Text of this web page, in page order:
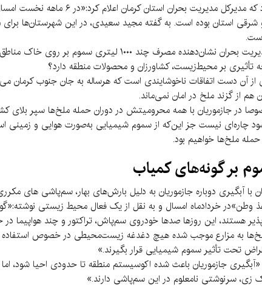
کرمان نو| ۲۱ مهرماه بود که
این صحبت مدیرکل مدیریت بحران نشان‌دهنده
بر محیط‌‌زیست، کشاورزان و محصولات منطقه دارد؟
آن دست اتفاقات ناخوشایندی است که هرساله به جان جنوب کرمان
هم از گزند ملخ در امان نمی‌ماند.
در جازموریان با همه محرومیتش در دوران حمله ملخ‌ها سپر بلای
چاره‌ای نیست جز این‌که از سموم شیمیایی به‌صورت هوایی و زمینی
ملخ‌ها خواهیم بود.
بر گونه‌های کمیاب
با آبگیری دوباره جازموریان به‌ دلیل بارش‌های بهار، سم‌پاشی های
وطن»در خردادماه امسال و به نقل از یک فعال محیط زیستی
هستند، این روزها صدها خودروی سم‌پاش، تراکتور و چند
به مزارع موجب شده هیچ دغدغه زیست‌محیطی در خصوص استفاده
تحت تأثیر سموم شیمیایی قرار بگیرند.»
«آبگیری جازموریان باعث شده اکوسیستم منطقه تا حدودی احیا شود،
زی، سرنوشتی نامعلوم در این سم‌پاشی دارند.»